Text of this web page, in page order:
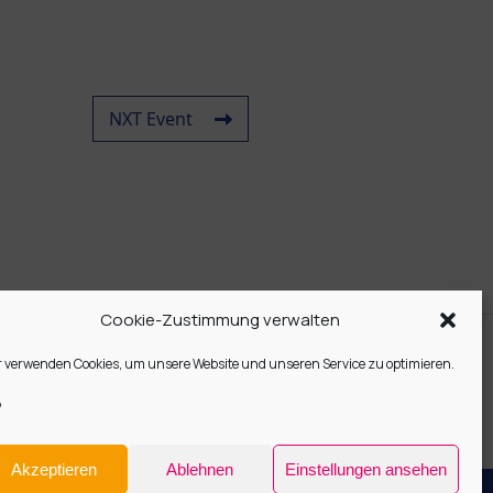
Cookie-Zustimmung verwalten
verwenden Cookies, um unsere Website und unseren Service zu optimieren.
Akzeptieren Ablehnen Einstellungen ansehen
NXT Event